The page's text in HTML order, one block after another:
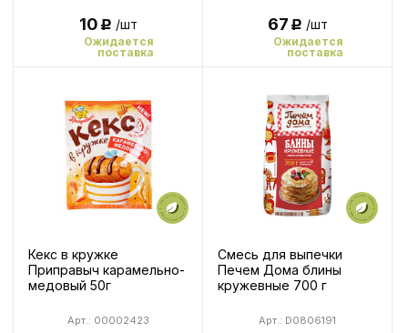
10Р /шт
Ожидается
поставка
67Р /шт
Ожидается
поставка
Кекс в кружке
Приправыч карамельно-
медовый 50г
Арт.: 00002423
Смесь для выпечки
Печем Дома блины
кружевные 700 г
Арт.: D0806191